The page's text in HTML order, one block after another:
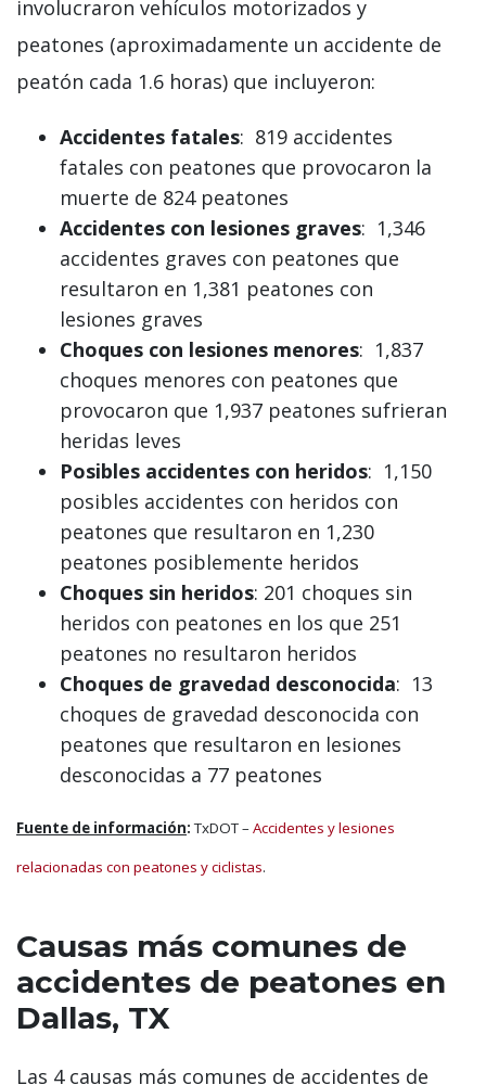
involucraron vehículos motorizados y
peatones (aproximadamente un accidente de
peatón cada 1.6 horas) que incluyeron:
Accidentes fatales: 819 accidentes
fatales con peatones que provocaron la
muerte de 824 peatones
Accidentes con lesiones graves: 1,346
accidentes graves con peatones que
resultaron en 1,381 peatones con
lesiones graves
Choques con lesiones menores: 1,837
choques menores con peatones que
provocaron que 1,937 peatones sufrieran
heridas leves
Posibles accidentes con heridos: 1,150
posibles accidentes con heridos con
peatones que resultaron en 1,230
peatones posiblemente heridos
Choques sin heridos: 201 choques sin
heridos con peatones en los que 251
peatones no resultaron heridos
Choques de gravedad desconocida: 13
choques de gravedad desconocida con
peatones que resultaron en lesiones
desconocidas a 77 peatones
Fuente de información:TxDOT –Accidentes y lesiones
relacionadas con peatones y ciclistas.
Causas más comunes de
accidentes de peatones en
Dallas, TX
Las 4 causas más comunes de accidentes de